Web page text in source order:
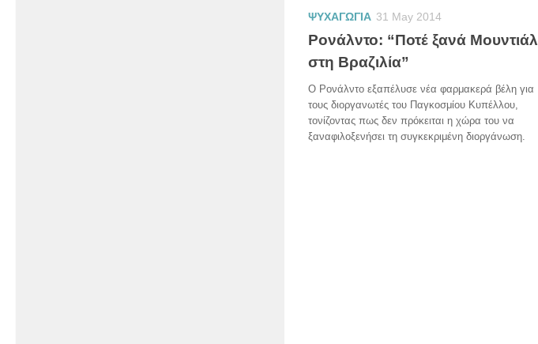
ΨΥΧΑΓΩΓΙΑ 31 May 2014
Ρονάλντο: “Ποτέ ξανά Μουντιάλ
στη Βραζιλία”
Ο Ρονάλντο εξαπέλυσε νέα φαρμακερά βέλη για
τους διοργανωτές του Παγκοσμίου Κυπέλλου,
τονίζοντας πως δεν πρόκειται η χώρα του να
ξαναφιλοξενήσει τη συγκεκριμένη διοργάνωση.